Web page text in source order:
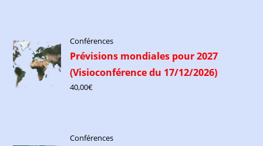
Conférences
Prévisions mondiales pour 2027
(Visioconférence du 17/12/2026)
40,00€
Conférences